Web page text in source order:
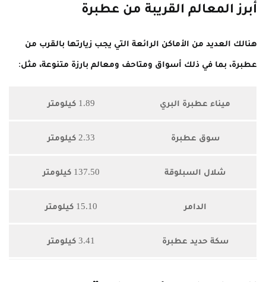
أبرز المعالم القريبة من عطبرة
هنالك العديد من الأماكن الرائعة التي يجب زيارتها بالقرب من
عطبرة، بما في ذلك أسواق ومتاحف ومعالم بارزة متنوعة، مثل:
ميناء عطبرة البري 1.89 كيلومتر
سوق عطبرة 2.33 كيلومتر
شلال السبلوقة 137.50 كيلومتر
الدامر 15.10 كيلومتر
سكة حديد عطبرة 3.41 كيلومتر